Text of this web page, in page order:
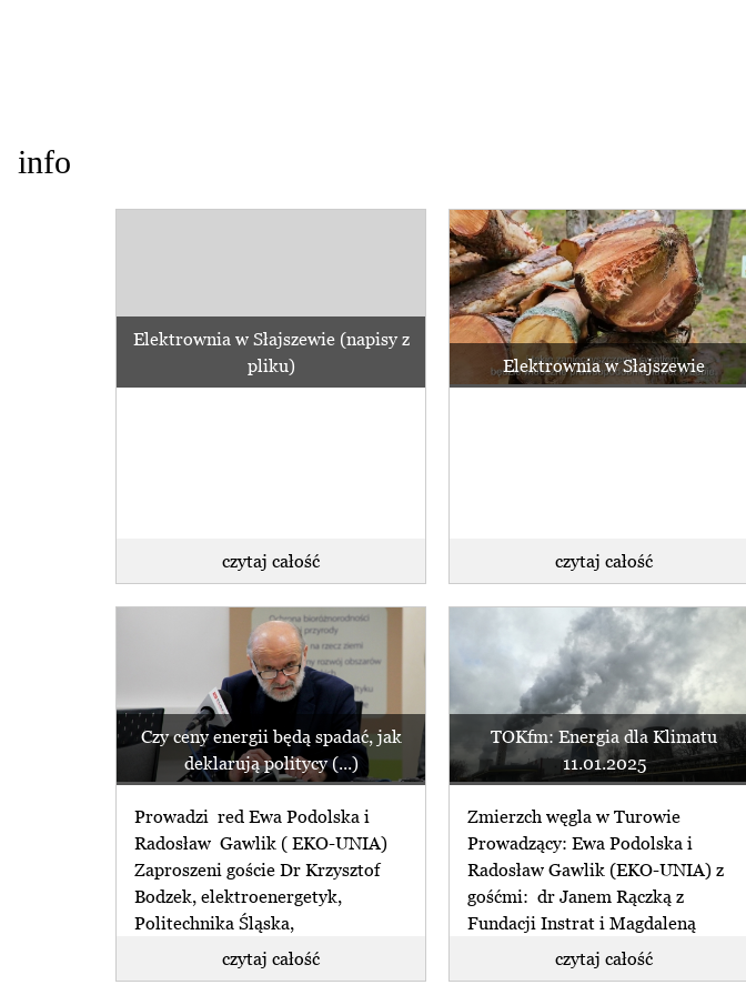
info
Elektrownia w Słajszewie (napisy z
pliku)
czytaj całość
Elektrownia w Słajszewie
czytaj całość
Czy ceny energii będą spadać, jak
deklarują politycy (...)
Prowadzi red Ewa Podolska i
Radosław Gawlik ( EKO-UNIA)
Zaproszeni goście Dr Krzysztof
Bodzek, elektroenergetyk,
Politechnika Śląska,
Konwersatorium Inteligentna
Energetyka założone przez (...)
czytaj całość
TOKfm: Energia dla Klimatu
11.01.2025
Zmierzch węgla w Turowie
Prowadzący: Ewa Podolska i
Radosław Gawlik (EKO-UNIA) z
gośćmi: dr Janem Rączką z
Fundacji Instrat i Magdaleną
Kościańską z (...)czytaj całość